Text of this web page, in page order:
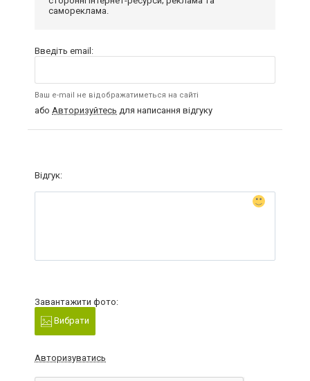
самореклама.
Введіть email:
Ваш e-mail не відображатиметься на сайті
або Авторизуйтесь для написання відгуку
Відгук:
Завантажити фото:
Вибрати
Авторизуватись